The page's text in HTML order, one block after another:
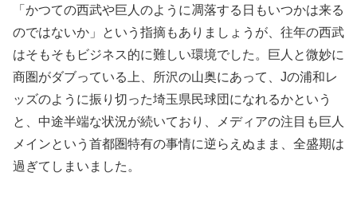
「かつての西武や巨人のように凋落する日もいつかは来る
のではないか」という指摘もありましょうが、往年の西武
はそもそもビジネス的に難しい環境でした。巨人と微妙に
商圏がダブっている上、所沢の山奥にあって、Jの浦和レ
ッズのように振り切った埼玉県民球団になれるかという
と、中途半端な状況が続いており、メディアの注目も巨人
メインという首都圏特有の事情に逆らえぬまま、全盛期は
過ぎてしまいました。